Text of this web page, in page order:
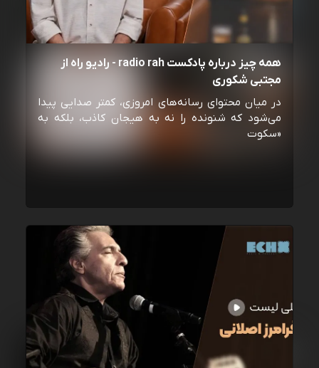
همه چیز درباره پادکست radio rah - رادیو راه از
مجتبی شکوری
در میان محتوای رسانه‌های امروزی، کمتر صدایی پیدا
می‌شود که شنونده را نه به هیجان کاذب، بلکه به
«سکوت